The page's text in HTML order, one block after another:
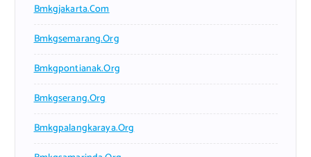
Bmkgjakarta.com
Bmkgsemarang.org
Bmkgpontianak.org
Bmkgserang.org
Bmkgpalangkaraya.org